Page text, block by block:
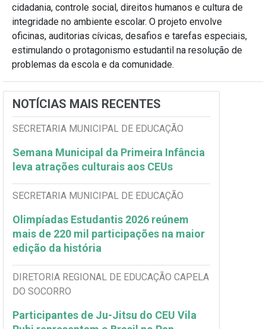
cidadania, controle social, direitos humanos e cultura de
integridade no ambiente escolar. O projeto envolve
oficinas, auditorias cívicas, desafios e tarefas especiais,
estimulando o protagonismo estudantil na resolução de
problemas da escola e da comunidade.
NOTÍCIAS MAIS RECENTES
SECRETARIA MUNICIPAL DE EDUCAÇÃO
Semana Municipal da Primeira Infância
leva atrações culturais aos CEUs
SECRETARIA MUNICIPAL DE EDUCAÇÃO
Olimpíadas Estudantis 2026 reúnem
mais de 220 mil participações na maior
edição da história
DIRETORIA REGIONAL DE EDUCAÇÃO CAPELA
DO SOCORRO
Participantes de Ju-Jitsu do CEU Vila